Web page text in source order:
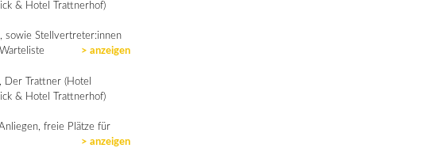
& Hotel Trattnerhof)
sowie Stellvertreter:innen
> anzeigen
Der Trattner (Hotel
& Hotel Trattnerhof)
freie Plätze für
> anzeigen